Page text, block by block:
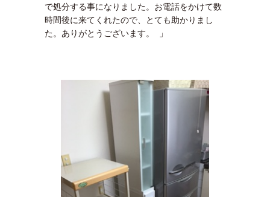
で処分する事になりました。お電話をかけて数
時間後に来てくれたので、とても助かりまし
た。ありがとうございます。 」